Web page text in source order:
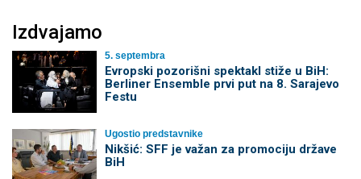
Izdvajamo
5. septembra
Evropski pozorišni spektakl stiže u BiH:
Berliner Ensemble prvi put na 8. Sarajevo
Festu
Ugostio predstavnike
Nikšić: SFF je važan za promociju države
BiH